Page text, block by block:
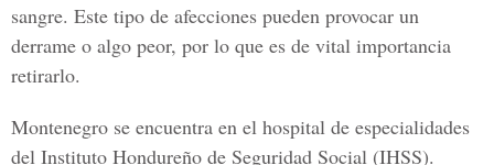
sangre. Este tipo de afecciones pueden provocar un
derrame o algo peor, por lo que es de vital importancia
retirarlo.
Montenegro se encuentra en el hospital de especialidades
del Instituto Hondureño de Seguridad Social (IHSS).